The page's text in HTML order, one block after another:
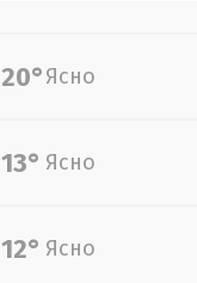
20°Ясно
13° Ясно
12° Ясно